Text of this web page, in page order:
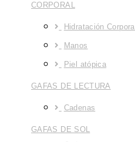
CORPORAL
Hidratación Corporal
Manos
Piel atópica
GAFAS DE LECTURA
Cadenas
GAFAS DE SOL